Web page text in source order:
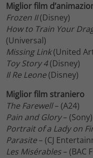
Miglior film
Frozen II(Disney)
How to Train Your
(Universal)
Missing Link(United
Toy Story 4(Disney)
Il Re Leone(Disney)
Miglior film straniero
The Farewell– (A24)
Pain and Glory– (Sony)
Portrait of a Lady on
Parasite– (CJ
Les Misérables– (BAC